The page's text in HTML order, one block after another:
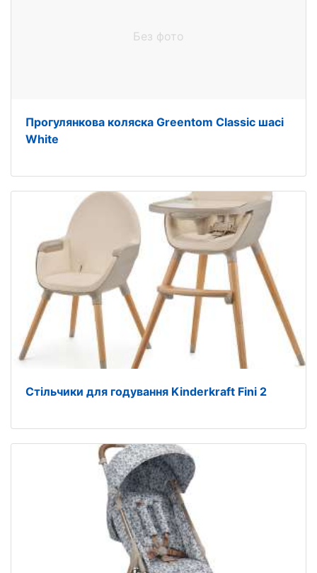
Без фото
Прогулянкова коляска Greentom Classic шасі
White
Стільчики для годування Kinderkraft Fini 2